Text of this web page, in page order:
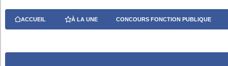
ACCUEIL À LA UNE CONCOURS FONCTION PUBLIQUE